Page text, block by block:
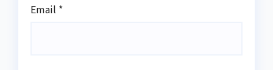
Email *